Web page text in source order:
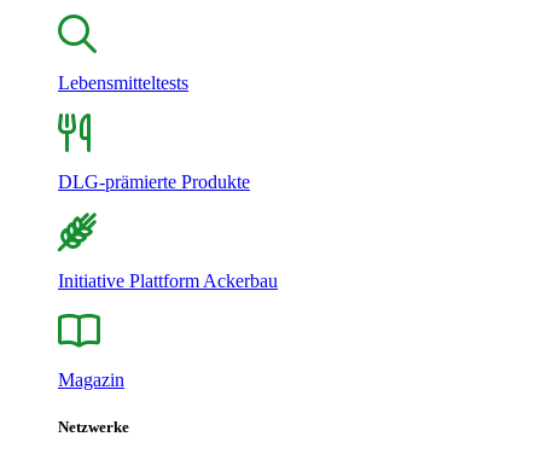
Lebensmitteltests
DLG-prämierte Produkte
Initiative Plattform Ackerbau
Magazin
Netzwerke